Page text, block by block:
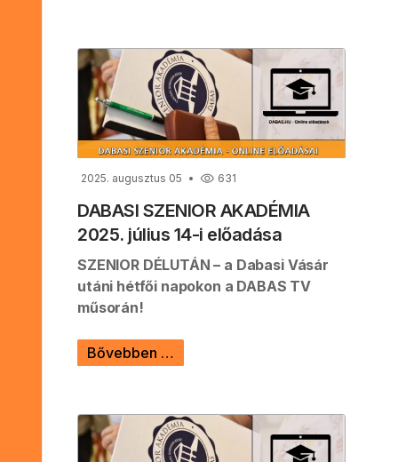
2025. augusztus 05 631
DABASI SZENIOR AKADÉMIA
2025. július 14-i előadása
SZENIOR DÉLUTÁN – a Dabasi Vásár
utáni hétfői napokon a DABAS TV
műsorán!
Bővebben …